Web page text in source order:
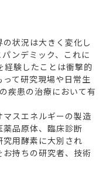
状況は大きく変化し
ンデミック、これに
験したことは衝撃的
て研究現場や日常生
疾患の治療において有
スエネルギーの製造
品原体、臨床診断
用酵素に大別され
持ちの研究者、技術